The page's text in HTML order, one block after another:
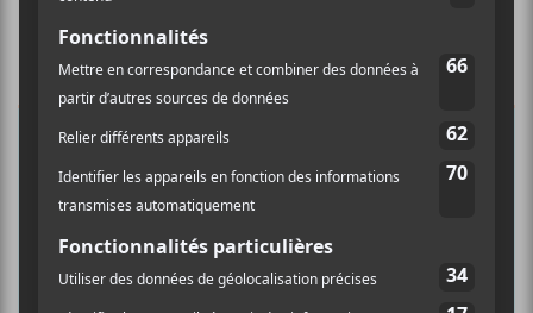
Ne manquez pas les dernières
nouvelles!
Abonnez-vous à l’infolettre du Canal
Auditif pour tout savoir de l’actualité
musicale, découvrir vos nouveaux
albums préférés et revivre les
concerts de la veille.